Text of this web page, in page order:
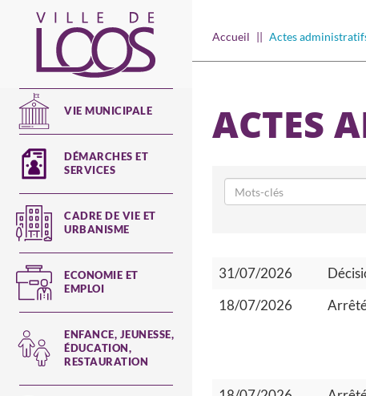
principal
Main
navigation
VIE MUNICIPALE
DÉMARCHES ET
SERVICES
CADRE DE VIE ET
URBANISME
ECONOMIE ET
EMPLOI
ENFANCE, JEUNESSE,
ÉDUCATION,
RESTAURATION
Accueil Actes
ACTES
31/07/2026
18/07/2026